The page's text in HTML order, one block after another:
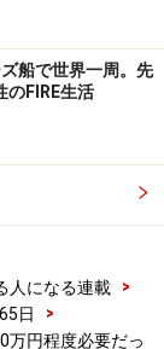
ことはない。
電を買っても
今後の自宅の
れるから少し
れよりも日々
あるに越した
船で世界一周。先
のFIRE生活
人になる連載
>
日
>
万円程度必要だっ